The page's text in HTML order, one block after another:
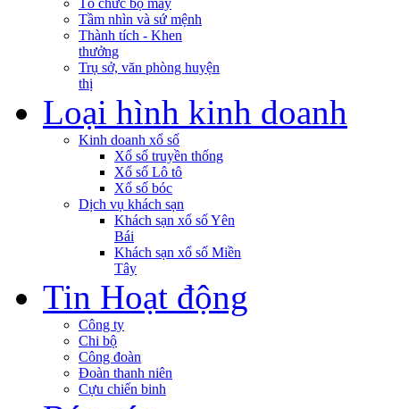
Tổ chức bộ máy
Tầm nhìn và sứ mệnh
Thành tích - Khen
thưởng
Trụ sở, văn phòng huyện
thị
Loại hình kinh doanh
Kinh doanh xổ số
Xổ số truyền thống
Xổ số Lô tô
Xổ số bóc
Dịch vụ khách sạn
Khách sạn xổ số Yên
Bái
Khách sạn xổ số Miền
Tây
Tin Hoạt động
Công ty
Chi bộ
Công đoàn
Đoàn thanh niên
Cựu chiến binh